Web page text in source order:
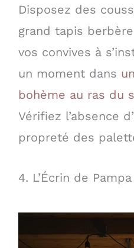
Disposez des
grand tapis
vos convives à
un moment dans
bohème au ras du
Vérifiez l’absence
propreté des
4. L’Écrin de